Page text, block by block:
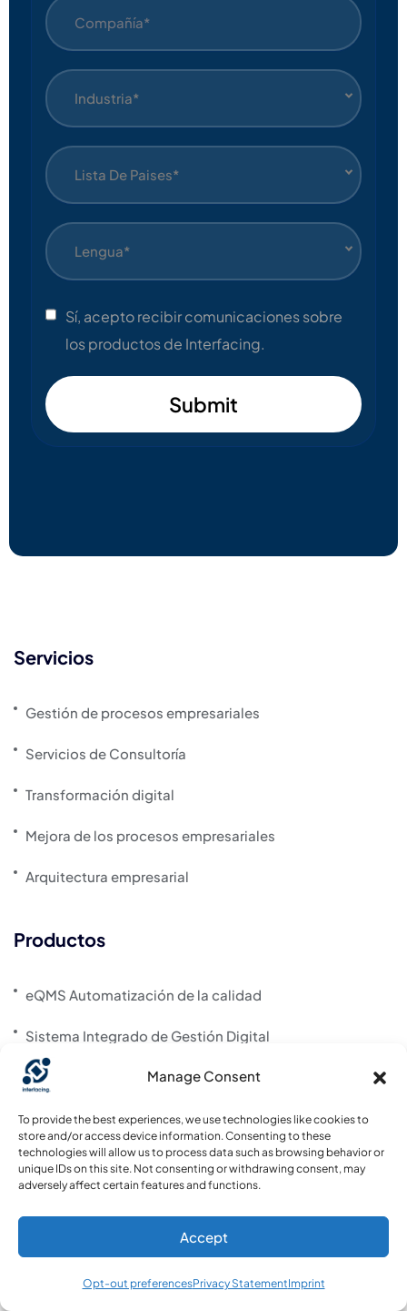
Manage Consent
To provide the best experiences, we use technologies like cookies to
store and/or access device information. Consenting to these
technologies will allow us to process data such as browsing behavior or
unique IDs on this site. Not consenting or withdrawing consent, may
adversely affect certain features and functions.
Accept
Opt-out preferencesPrivacy StatementImprint
Industria*
Lista De Paises*
Lengua*
Sí, acepto recibir comunicaciones sobre
los productos de Interfacing.
Submit
Servicios
Gestión de procesos empresariales
Servicios de Consultoría
Transformación digital
Mejora de los procesos empresariales
Arquitectura empresarial
Productos
eQMS Automatización de la calidad
Sistema Integrado de Gestión Digital
Desarrollo rápido de aplicaciones de bajo código
Creación y mejora de contenidos de IA
Gestión de riesgos y control
Sobre nosotros
Acerca de